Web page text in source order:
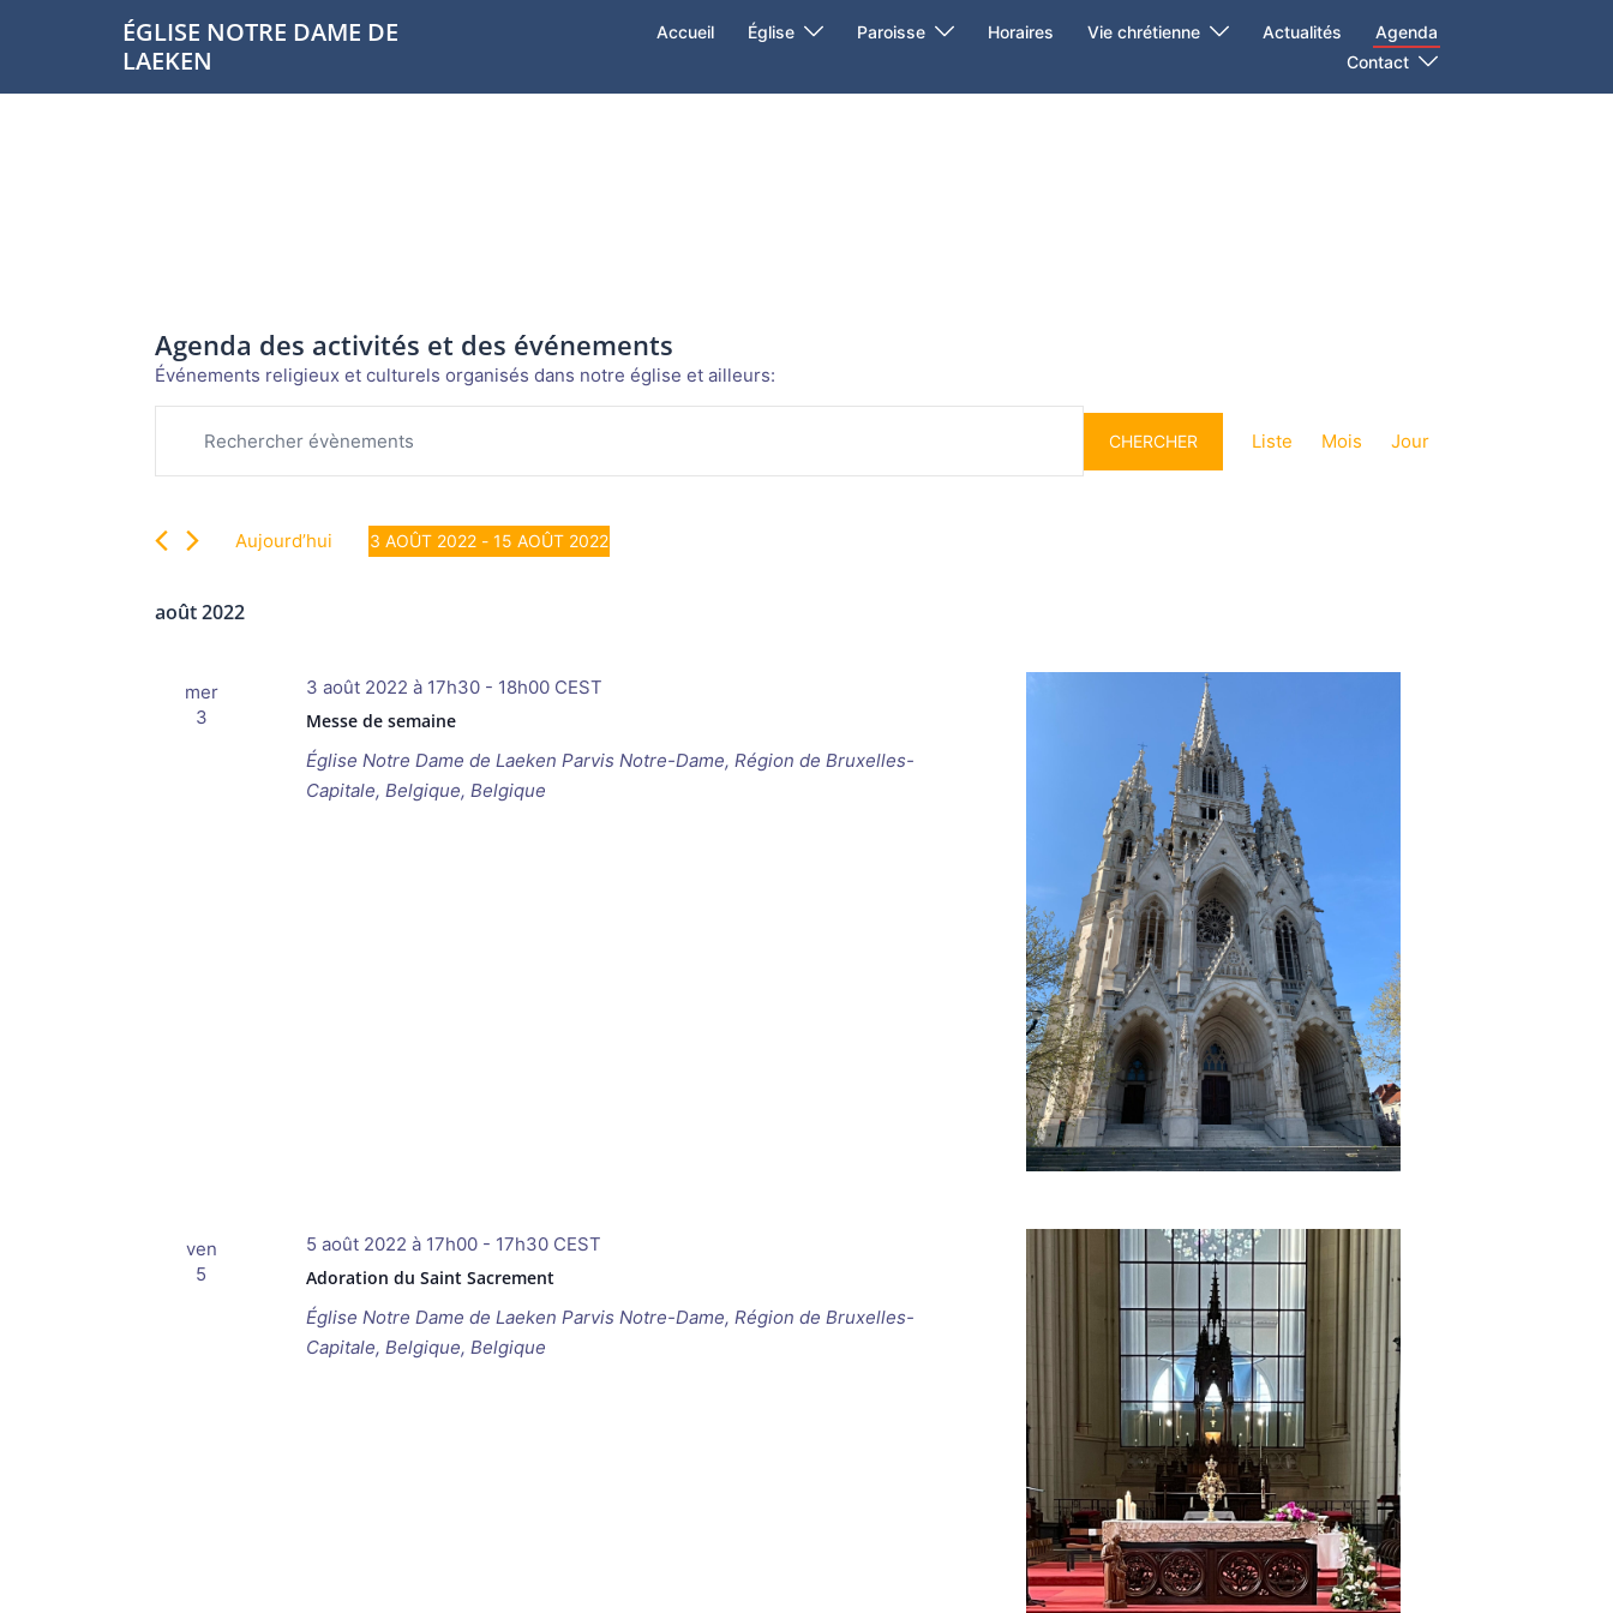
ÉGLISE NOTRE DAME DE
LAEKEN
Accueil Église Paroisse Horaires Vie chrétienne Actualités
Agenda
Contact
Agenda des activités et des événements
Événements religieux et culturels organisés dans notre église et ailleurs:
Évènements
Recherche
navigation
vues
Évènements
mot-
CHERCHER
de
vues
Liste Mois Jour
Aujourd’hui 3 AOÛT 2022 - 15 AOÛT 2022
août 2022
mer
3
Messe de semaine
3 août 2022 à 17h30- 18h00 CEST
Église Notre Dame de Laeken Parvis Notre-Dame, Région de Bruxelles-
Capitale, Belgique, Belgique
ven
5
Adoration du Saint Sacrement
5 août 2022 à 17h00- 17h30 CEST
Église Notre Dame de Laeken Parvis Notre-Dame, Région de Bruxelles-
Capitale, Belgique, Belgique